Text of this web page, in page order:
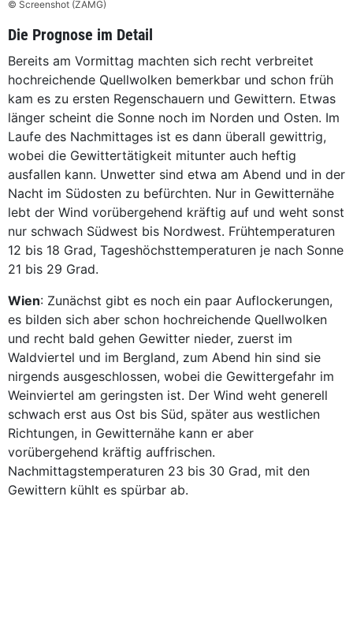
© Screenshot (ZAMG)
Die Prognose im Detail
Bereits am Vormittag machten sich recht verbreitet
hochreichende Quellwolken bemerkbar und schon früh
kam es zu ersten Regenschauern und Gewittern. Etwas
länger scheint die Sonne noch im Norden und Osten. Im
Laufe des Nachmittages ist es dann überall gewittrig,
wobei die Gewittertätigkeit mitunter auch heftig
ausfallen kann. Unwetter sind etwa am Abend und in der
Nacht im Südosten zu befürchten. Nur in Gewitternähe
lebt der Wind vorübergehend kräftig auf und weht sonst
nur schwach Südwest bis Nordwest. Frühtemperaturen
12 bis 18 Grad, Tageshöchsttemperaturen je nach Sonne
21 bis 29 Grad.
Wien: Zunächst gibt es noch ein paar Auflockerungen,
es bilden sich aber schon hochreichende Quellwolken
und recht bald gehen Gewitter nieder, zuerst im
Waldviertel und im Bergland, zum Abend hin sind sie
nirgends ausgeschlossen, wobei die Gewittergefahr im
Weinviertel am geringsten ist. Der Wind weht generell
schwach erst aus Ost bis Süd, später aus westlichen
Richtungen, in Gewitternähe kann er aber
vorübergehend kräftig auffrischen.
Nachmittagstemperaturen 23 bis 30 Grad, mit den
Gewittern kühlt es spürbar ab.